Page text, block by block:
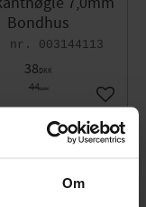
Om
Bondhus
003144113
38DKK
44DKK
Gem